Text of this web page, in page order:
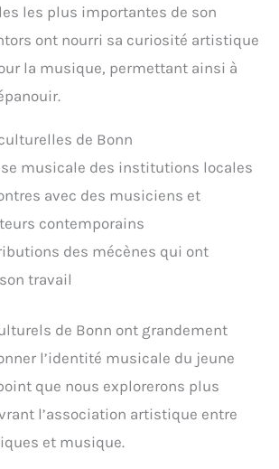
les plus importantes de son
ont nourri sa curiosité artistique
la musique, permettant ainsi à
de Bonn
musicale des institutions locales
avec des musiciens et
contemporains
des mécènes qui ont
travail
de Bonn ont grandement
l’identité musicale du jeune
que nous explorerons plus
l’association artistique entre
et musique.